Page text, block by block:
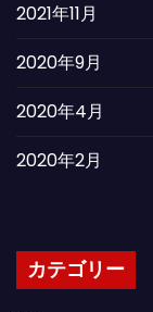
2021年11月
2020年9月
2020年4月
2020年2月
カテゴリー